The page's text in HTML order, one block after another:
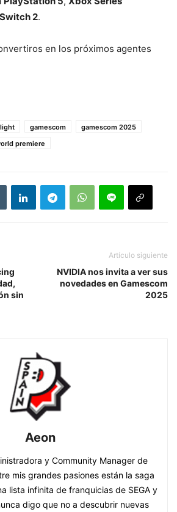
2.
en los próximos agentes
gamescom
gamescom 2025
premiere
sin
Artículo siguiente
NVIDIA nos invita a ver sus
novedades en Gamescom
2025
Aeon
y Community Manager de
mis grandes pasiones están la saga
lista infinita de franquicias de SEGA y
digo que no a descubrir nuevas